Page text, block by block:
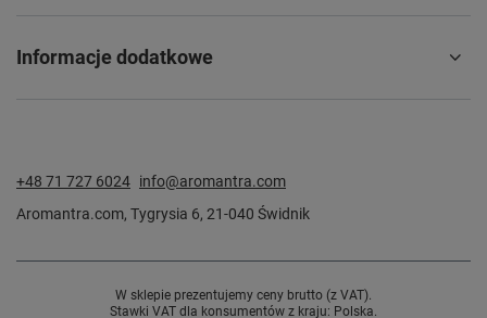
Informacje dodatkowe
+48 71 727 6024 info@aromantra.com
Aromantra.com, Tygrysia 6, 21-040 Świdnik
W sklepie prezentujemy ceny brutto (z VAT).
Stawki VAT dla konsumentów z kraju: Polska.